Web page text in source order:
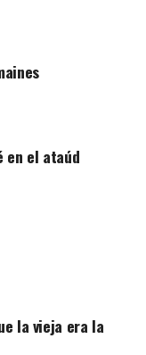
en el ataúd
la vieja era la